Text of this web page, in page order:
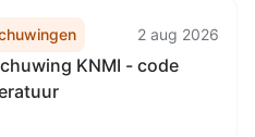
2 aug 2026
KNMI - code